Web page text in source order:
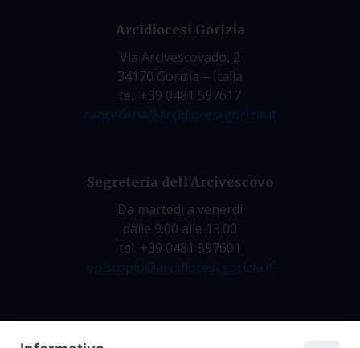
Arcidiocesi Gorizia
Via Arcivescovado, 2
34170 Gorizia – Italia
tel. +39 0481 597617
cancelleria@arcidiocesi.gorizia.it
Segreteria dell’Arcivescovo
Da martedì a venerdì
dalle 9.00 alle 13.00
tel. +39 0481 597601
episcopio@arcidiocesi.gorizia.it